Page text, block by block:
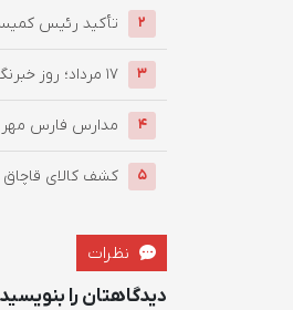
2 تأکید رئیس
3 ۱۷ مرداد؛ روز خبرنگار، روز پاسداشت قلم، حقیقت و اعتماد مردم
4 مدارس فارس مهر
5 کشف کالای قاچاق 20 میلیاردی توسط پلیس جهرم
نظرات
دیدگاهتان را